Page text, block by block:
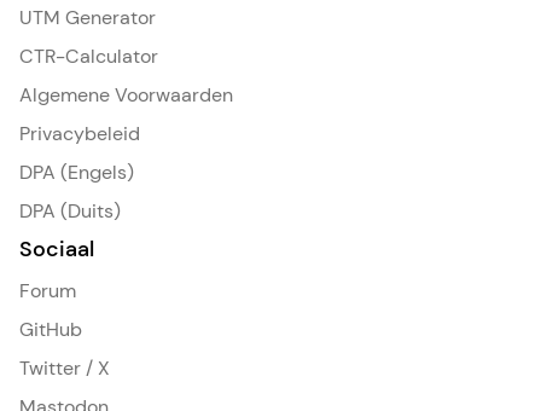
UTM Generator
CTR-Calculator
Algemene Voorwaarden
Privacybeleid
DPA (Engels)
DPA (Duits)
Sociaal
Forum
GitHub
Twitter / X